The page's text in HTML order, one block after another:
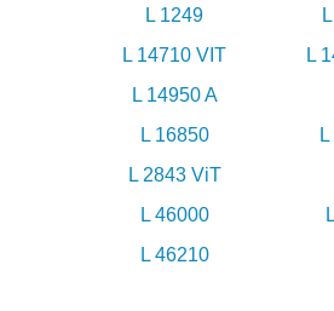
L 1249
L 14710 VIT
L
L 14950 A
L 16850
L 2843 ViT
L 46000
L 46210